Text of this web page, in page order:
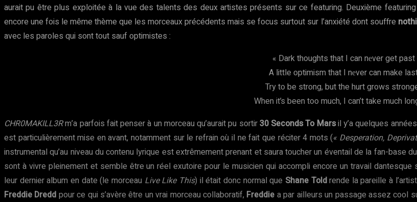
aurait pu être plus exploitée à la vue des talents des deux artistes présents sur ce featuring. Deuxième
encore une fois le même thème que les morceaux précédents mais se focus surtout sur l’anxiété dont souffre
avec les paroles qui sont tout sauf optimistes :
« Dark thoughts that I can nеver get past
A little optimism that I nеver can make
Try to be strong, but the hurt grows
When it’s been too much, I can’t take much
CHR0MAKILL3Rm’a parfois fait penser à un morceau qu’aurait pu sortir30 Seconds To Marsil y’a quelques
est particulièrement mise en avant, notamment sur le refrain où il ne fait que réciter 4 mots (« Desperation,
instrumental qu’au niveau du contenu lyrique est extrêmement prenant et saura toucher un éventail de la fan-base
sont à vivre pleinement et semble être un réel exutoire pour le musicien qui accompli encore un travail dantesque
leur dernier album en date (le morceau Live Like This) il était donc normal que Shane Toldrende la pareille à
Freddie Dredd pour ce qui s’avère être un vrai morceau collaboratif, Freddie a par ailleurs un passage assez cool